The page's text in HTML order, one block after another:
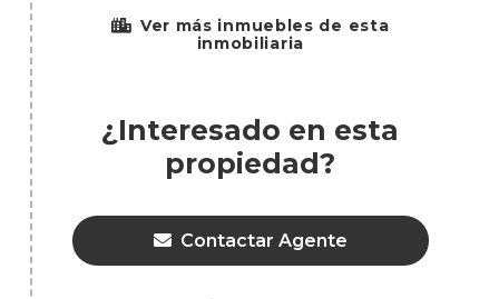
Ver más inmuebles de esta
inmobiliaria
¿Interesado en esta
propiedad?
Contactar Agente